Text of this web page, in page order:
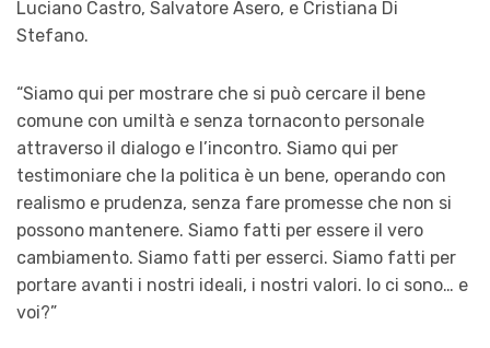
Luciano Castro, Salvatore Asero, e Cristiana Di
Stefano.
“Siamo qui per mostrare che si può cercare il bene
comune con umiltà e senza tornaconto personale
attraverso il dialogo e l’incontro. Siamo qui per
testimoniare che la politica è un bene, operando con
realismo e prudenza, senza fare promesse che non si
possono mantenere. Siamo fatti per essere il vero
cambiamento. Siamo fatti per esserci. Siamo fatti per
portare avanti i nostri ideali, i nostri valori. Io ci sono… e
voi?”